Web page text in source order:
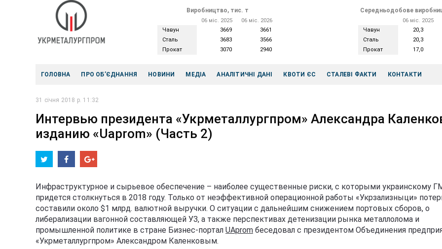
Виробництво, тис. т
06 міс. 2025
06 міс. 2026
Чавун
3669
3661
Сталь
3683
3566
Прокат
3070 2940
Середньодобове
06 міс. 2025
Чавун
20,3
Сталь
20,3
Прокат
17,0
ГОЛОВНА ПРО ОБ’ЄДНАННЯ НОВИНИ МЕДІА АНАЛІТИЧНІ ДАНІ КВОТИ ЄС СТАЛЕВІ ФАКТИ КОНТАКТИ
31 січня 2018 р. 11:32
Интервью президента «Укрметаллургпром» Александра
изданию «Uaprom» (Часть 2)
Инфраструктурное и сырьевое обеспечение – наиболее существенные риски, с которыми украинскому
придется столкнуться в 2018 году. Только от неэффективной операционной работы «Укрзализныци»
составили около $1 млрд. валютной выручки. О ситуации с дальнейшим снижением портовых сборов, о
либерализации вагонной составляющей УЗ, а также перспективах детенизации рынка металлолома и
промышленной политике в стране Бизнес-портал UAprom беседовал с президентом Объединения
«Укрметаллургпром» Александром Каленковым.